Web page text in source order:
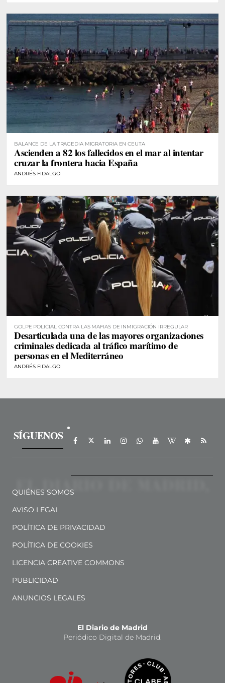
BALANCE DE LA TRAGEDIA MIGRATORIA EN CEUTA
Ascienden a 82 los fallecidos en el mar al intentar
cruzar la frontera hacia España
ANDRÉS FIDALGO
GOLPE POLICIAL CONTRA LAS MAFIAS DE INMIGRACIÓN IRREGULAR
Desarticulada una de las mayores organizaciones
criminales dedicada al tráfico marítimo de
personas en el Mediterráneo
ANDRÉS FIDALGO
SÍGUENOS
QUIÉNES SOMOS
AVISO LEGAL
POLÍTICA DE PRIVACIDAD
POLÍTICA DE COOKIES
LICENCIA CREATIVE COMMONS
PUBLICIDAD
ANUNCIOS LEGALES
El Diario de Madrid
Periódico Digital de Madrid.